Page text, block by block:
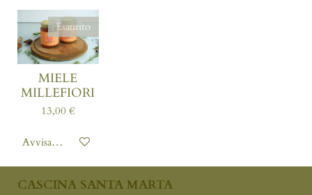
Esaurito
MIELE
MILLEFIORI
13,00 €
Avvisami quando disponibile
CASCINA SANTA MARTA